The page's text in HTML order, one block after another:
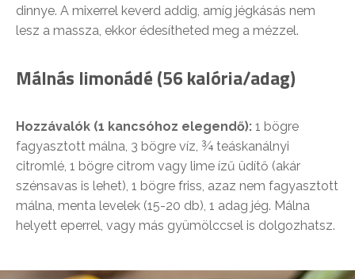
dinnye. A mixerrel keverd addig, amíg jégkásás nem
lesz a massza, ekkor édesítheted meg a mézzel.
Málnás limonádé (56 kalória/adag)
Hozzávalók (1 kancsóhoz elegendő): 1 bögre
fagyasztott málna, 3 bögre víz, ¾ teáskanálnyi
citromlé, 1 bögre citrom vagy lime ízű üdítő (akár
szénsavas is lehet), 1 bögre friss, azaz nem fagyasztott
málna, menta levelek (15-20 db), 1 adag jég. Málna
helyett eperrel, vagy más gyümölccsel is dolgozhatsz.